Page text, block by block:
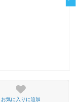
お気に入りに追加